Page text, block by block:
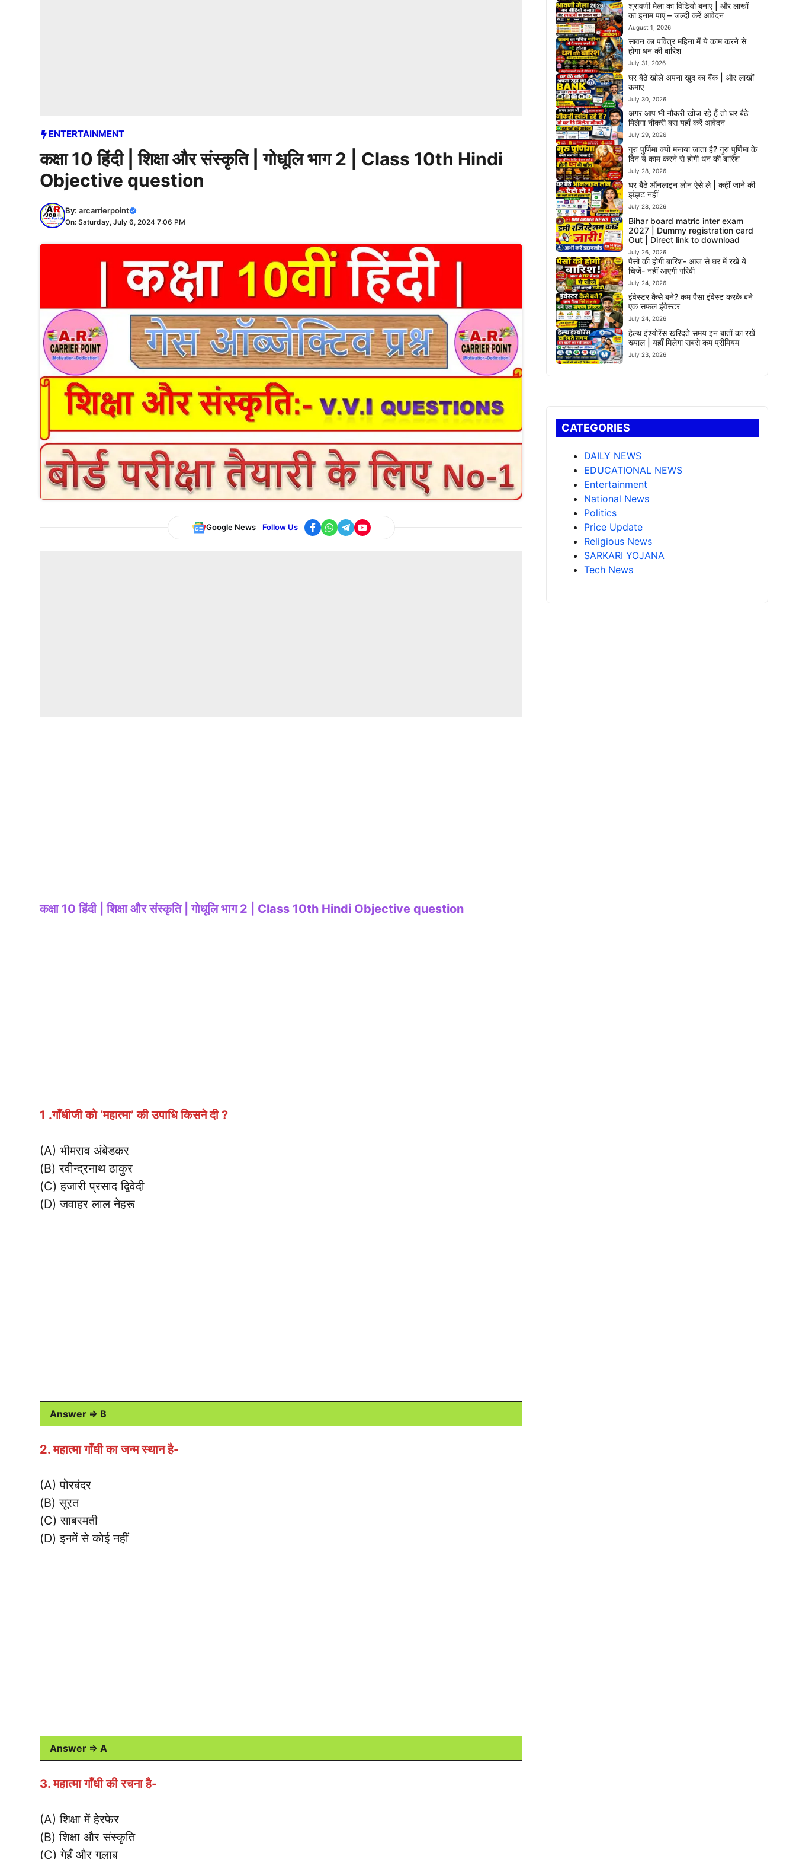
ENTERTAINMENT
कक्षा 10 हिंदी | शिक्षा और संस्कृति | गोधूलि भाग 2 | Class 10th Hindi
Objective question
By: arcarrierpoint
On: Saturday, July 6, 2024 7:06 PM
Google News Follow Us
कक्षा 10 हिंदी | शिक्षा और संस्कृति | गोधूलि भाग 2 | Class 10th Hindi Objective question
1 .गाँधीजी को ‘महात्मा’ की उपाधि किसने दी ?
(A) भीमराव अंबेडकर
(B) रवीन्द्रनाथ ठाकुर
(C) हजारी प्रसाद द्विवेदी
(D) जवाहर लाल नेहरू
Answer ⇒ B
2. महात्मा गाँधी का जन्म स्थान है-
(A) पोरबंदर
(B) सूरत
(C) साबरमती
(D) इनमें से कोई नहीं
Answer ⇒ A
3. महात्मा गाँधी की रचना है-
(A) शिक्षा में हेरफेर
(B) शिक्षा और संस्कृति
(C) गेहूँ और गुलाब
श्रावणी मेला का विडियो बनाए | और लाखों
का इनाम पाएं – जल्दी करें आवेदन
August 1, 2026
सावन का पवित्र महिना में ये काम करने से
होगा धन की बारिश
July 31, 2026
घर बैठे खोले अपना खुद का बैंक | और लाखों
कमाए
July 30, 2026
अगर आप भी नौकरी खोज रहे हैं तो घर बैठे
मिलेगा नौकरी बस यहाँ करें आवेदन
July 29, 2026
गुरु पुर्णिमा क्यों मनाया जाता है? गुरु पुर्णिमा के
दिन ये काम करने से होगी धन की बारिश
July 28, 2026
घर बैठे ऑनलाइन लोन ऐसे ले | कहीं जाने की
झंझट नहीं
July 28, 2026
Bihar board matric inter exam
2027 | Dummy registration card
Out | Direct link to download
July 26, 2026
पैसो की होगी बारिश- आज से घर में रखे ये
चिजें- नहीं आएगी गरिबी
July 24, 2026
इंवेस्टर कैसे बने? कम पैसा इंवेस्ट करके बने
एक सफल इंवेस्टर
July 24, 2026
हेल्थ इंश्योरेंस खरिदते समय इन बातों का रखें
ख्याल | यहाँ मिलेगा सबसे कम प्रीमियम
July 23, 2026
CATEGORIES
DAILY NEWS
EDUCATIONAL NEWS
Entertainment
National News
Politics
Price Update
Religious News
SARKARI YOJANA
Tech News